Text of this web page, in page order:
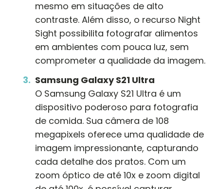
mesmo em situações de alto
contraste. Além disso, o recurso Night
Sight possibilita fotografar alimentos
em ambientes com pouca luz, sem
comprometer a qualidade da imagem.
Samsung Galaxy S21 Ultra
O Samsung Galaxy S21 Ultra é um
dispositivo poderoso para fotografia
de comida. Sua câmera de 108
megapixels oferece uma qualidade de
imagem impressionante, capturando
cada detalhe dos pratos. Com um
zoom óptico de até 10x e zoom digital